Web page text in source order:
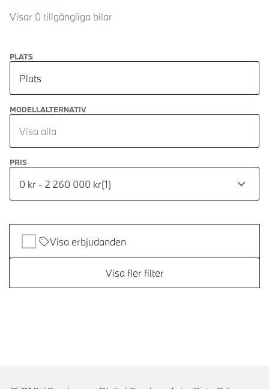
Visar 0 tillgängliga bilar
PLATS
Plats
MODELLALTERNATIV
Visa alla
PRIS
0 kr - 2 260 000 kr(1)
Visa erbjudanden
Visa fler filter